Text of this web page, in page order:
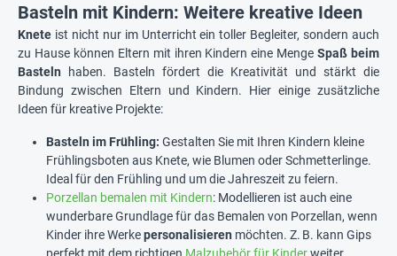
Basteln mit Kindern: Weitere kreative Ideen
Knete ist nicht nur im Unterricht ein toller Begleiter, sondern auch
zu Hause können Eltern mit ihren Kindern eine MengeSpaß beim
Basteln haben. Basteln fördert die Kreativität und stärkt die
Bindung zwischen Eltern und Kindern. Hier einige zusätzliche
Ideen für kreative Projekte:
Basteln im Frühling: Gestalten Sie mit Ihren Kindern kleine
Frühlingsboten aus Knete, wie Blumen oder Schmetterlinge.
Ideal für den Frühling und um die Jahreszeit zu feiern.
Porzellan bemalen mit Kindern: Modellieren ist auch eine
wunderbare Grundlage für das Bemalen von Porzellan, wenn
Kinder ihre Werkepersonalisieren möchten. Z. B. kann Gips